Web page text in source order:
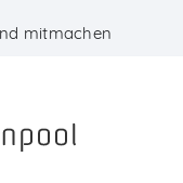
mitmachen